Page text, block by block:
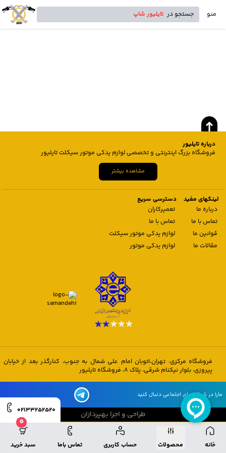
منو جستجو در تایلیور شاپ
خانه محصولات حساب کاربری تماس باما
0
سبد خرید
02133252520
درباره تایلیور
فروشگاه بزرگ اینترنتی و تخصصی لوازم یدکی موتور سیکلت تایلیور
مشاهده بیشتر
لینکهای مفید
درباره ما
تماس با ما
قوانین ما
مقالات ما
دسترسی سریع
تعمیرکاران
تماس با ما
لوازم یدکی موتور سیکلت
لوازم یدکی موتور
فروشگاه مرکزی: تهران،اتوبان امام علی شمال به جنوب، کنارگذر بعد از خیابان
پیروزی، بلوار نیکنام شرقی، پلاک 8، فروشگاه تایلیور
مارا در شبکه های اجتماعی دنبال کنید
طراحی و اجرا بهپردازان
طراحی و اجرا بهپردازان